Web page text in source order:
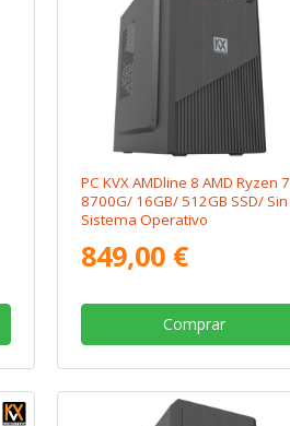
PC KVX AMDline 8 AMD Ryzen 7
8700G/ 16GB/ 512GB SSD/ Sin
Sistema Operativo
849,00 €
Comprar